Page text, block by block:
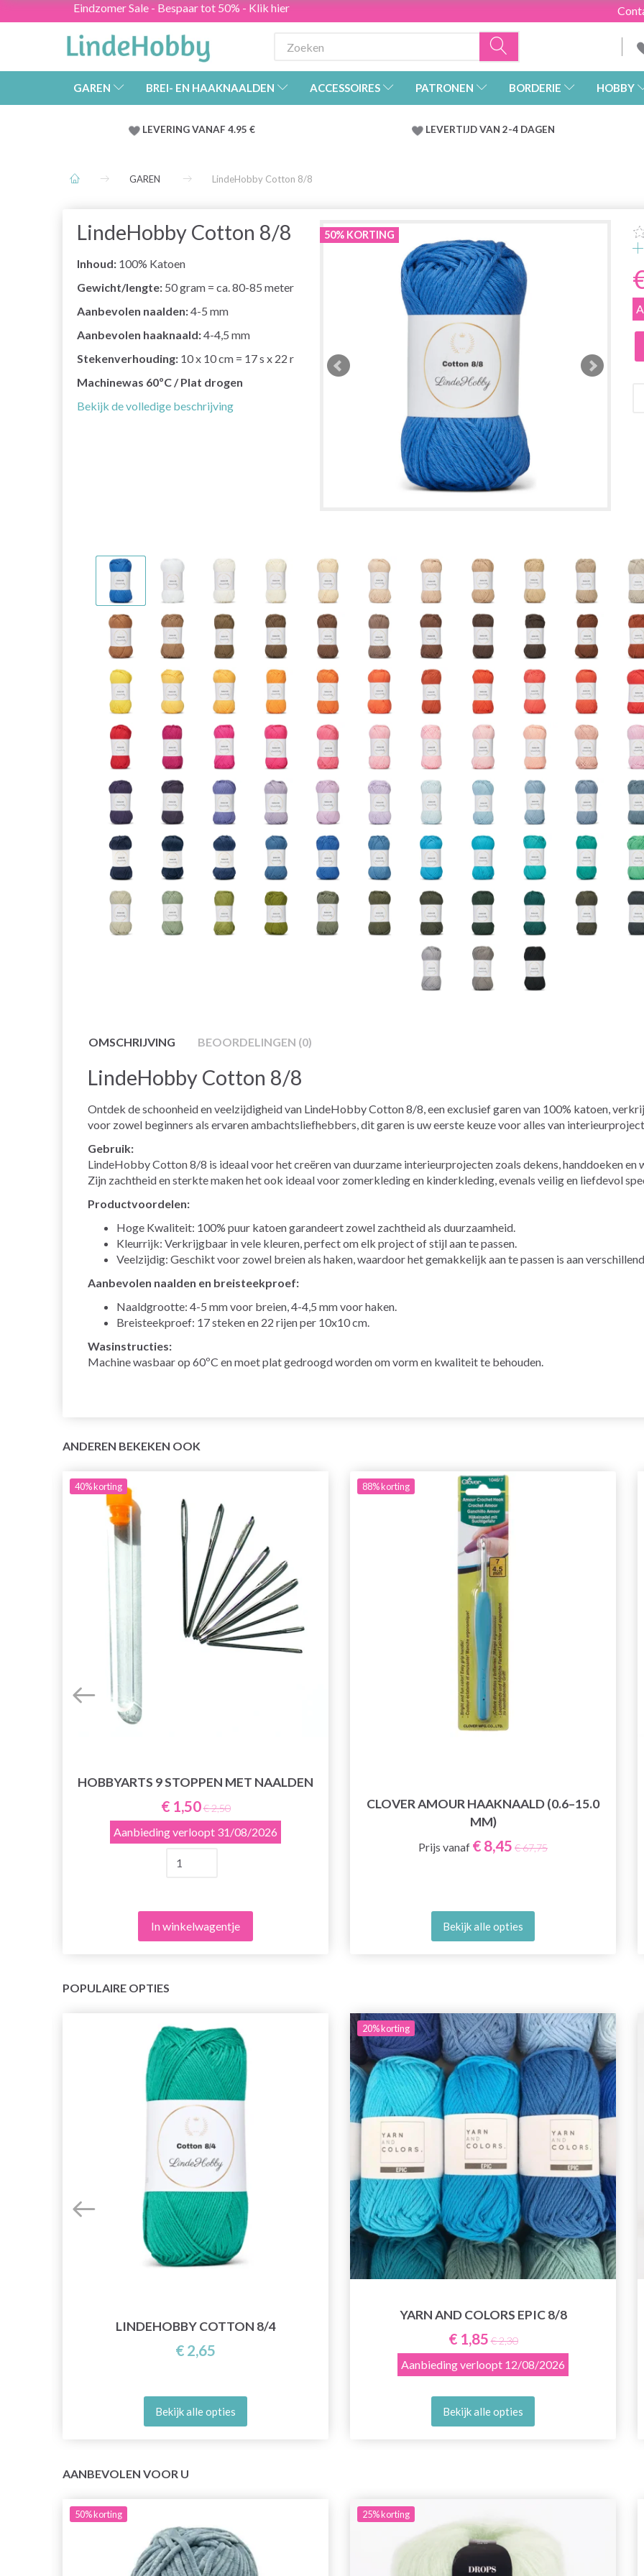
Eindzomer Sale - Bespaar tot 50% - Klik hier
GAREN BREI- EN HAAKNAALDEN ACCESSOIRES PATRONEN BORDERIE HOBBY
LEVERING VANAF 4.95 € LEVERTIJD VAN 2-4 DAGEN
GAREN LindeHobby Cotton 8/8
LindeHobby Cotton 8/8
Inhoud: 100% Katoen
Gewicht/lengte: 50 gram = ca. 80-85 meter
Aanbevolen naalden:4-5 mm
Aanbevolen haaknaald:4-4,5 mm
Stekenverhouding: 10 x 10 cm = 17 s x 22 r
Machinewas 60ºC / Plat drogen
Bekijk de volledige beschrijving
50% KORTING
OMSCHRIJVING BEOORDELINGEN (0)
LindeHobby Cotton 8/8
Ontdek de schoonheid en veelzijdigheid van LindeHobby Cotton 8/8, een exclusief garen van 100% katoen,
voor zowel beginners als ervaren ambachtsliefhebbers, dit garen is uw eerste keuze voor alles van
Gebruik:
LindeHobby Cotton 8/8 is ideaal voor het creëren van duurzame interieurprojecten zoals dekens, handdoeken en
Zijn zachtheid en sterkte maken het ook ideaal voor zomerkleding en kinderkleding, evenals veilig en liefdevol
Productvoordelen:
Hoge Kwaliteit: 100% puur katoen garandeert zowel zachtheid als duurzaamheid.
Kleurrijk: Verkrijgbaar in vele kleuren, perfect om elk project of stijl aan te passen.
Veelzijdig: Geschikt voor zowel breien als haken, waardoor het gemakkelijk aan te passen is aan
Aanbevolen naalden en breisteekproef:
Naaldgrootte: 4-5 mm voor breien, 4-4,5 mm voor haken.
Breisteekproef: 17 steken en 22 rijen per 10x10 cm.
Wasinstructies:
Machine wasbaar op 60ºC en moet plat gedroogd worden om vorm en kwaliteit te behouden.
ANDEREN BEKEKEN OOK
40%korting
HOBBYARTS 9 STOPPEN MET NAALDEN
€ 1,50€ 2,50
Aanbieding verloopt 31/08/2026
In winkelwagentje
88%korting
CLOVER AMOUR HAAKNAALD (0.6–15.0
MM)
Prijs vanaf € 8,45 € 67,75
Bekijk alle opties
POPULAIRE OPTIES
LINDEHOBBY COTTON 8/4
€ 2,65
Bekijk alle opties
20%korting
YARN AND COLORS EPIC 8/8
€ 1,85 € 2,30
Aanbieding verloopt 12/08/2026
Bekijk alle opties
AANBEVOLEN VOOR U
50%korting 25%korting